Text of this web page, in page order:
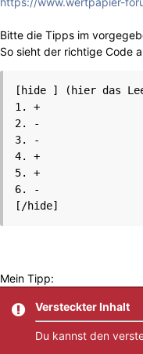
Bitte die Tipps im
So sieht der richtige Code
[hide ] (hier das
1. +
2. -
3. -
4. +
5. +
6. -
Mein Tipp:
Versteckter Inhalt
Du kannst den